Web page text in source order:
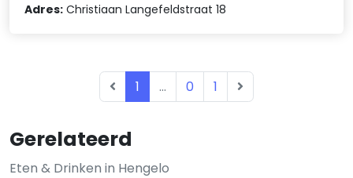
Gerelateerd
Eten & Drinken in Hengelo
Adres: Christiaan Langefeldstraat 18
1 ... 0 1